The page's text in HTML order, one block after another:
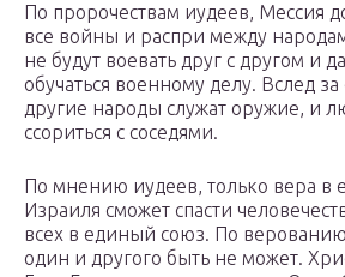
По пророчествам иудеев, Мессия
все войны и распри между
не будут воевать друг с другом и
обучаться военному делу. Вслед
другие народы служат оружие, и
ссориться с соседями.
По мнению иудеев, только вера в
Израиля сможет спасти
всех в единый союз. По
один и другого быть не может.